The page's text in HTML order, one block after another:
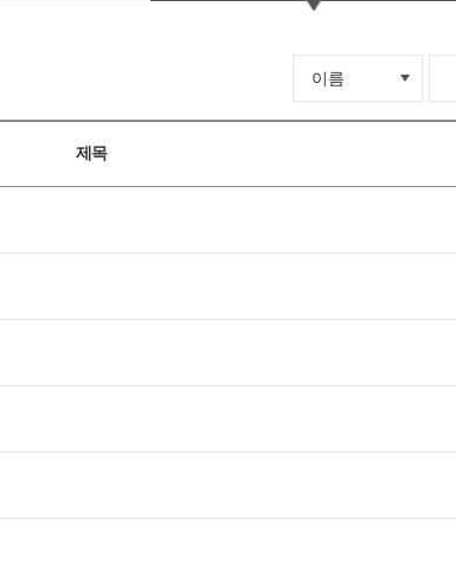
이름
제목